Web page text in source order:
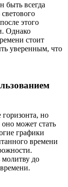
быть всегда
этого
Однако
стоит
уверенным, что
но
может стать
графики
времени
молитву до